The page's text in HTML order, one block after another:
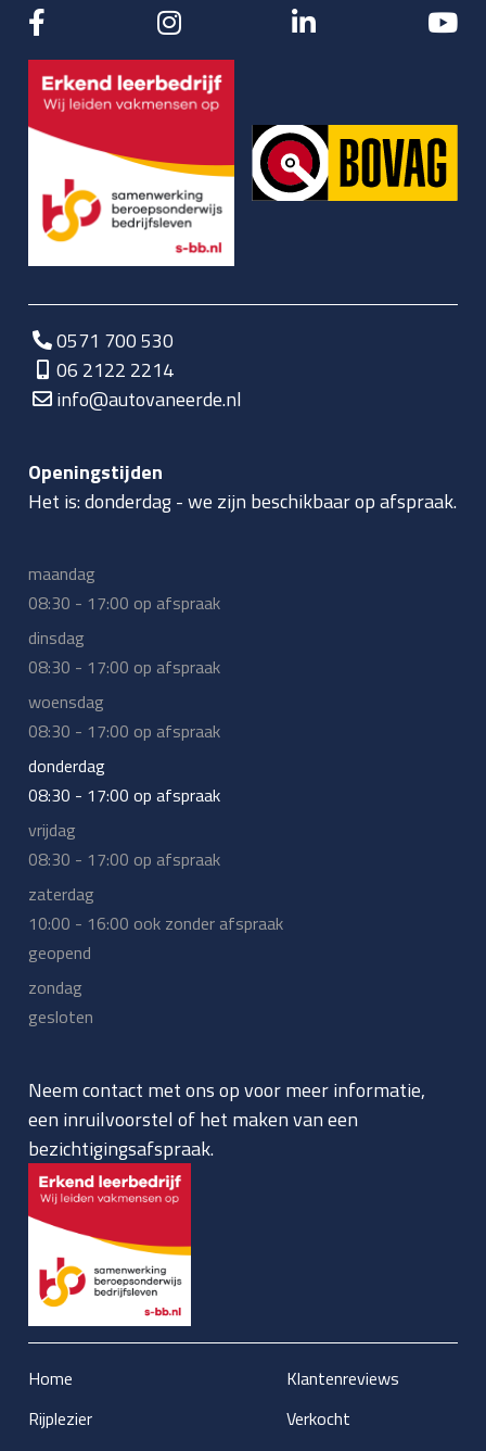
0571 700 530
06 2122 2214
info@autovaneerde.nl
Openingstijden
Het is:donderdag-we zijn beschikbaar op afspraak.
maandag
08:30 - 17:00 op afspraak
dinsdag
08:30 - 17:00 op afspraak
woensdag
08:30 - 17:00 op afspraak
donderdag
08:30 - 17:00 op afspraak
vrijdag
08:30 - 17:00 op afspraak
zaterdag
10:00 - 16:00 ook zonder afspraak
geopend
zondag
gesloten
Neem contact met ons op voor meer informatie,
een inruilvoorstel of het maken van een
bezichtigingsafspraak.
Home
Rijplezier
Klantenreviews
Verkocht